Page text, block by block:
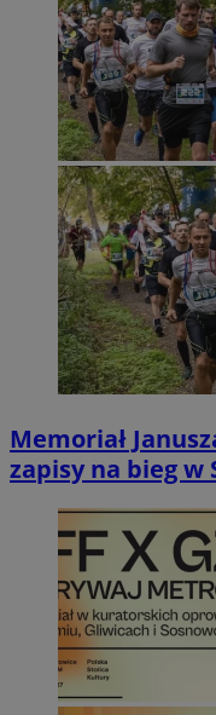
Memoriał
zapisy na bieg w